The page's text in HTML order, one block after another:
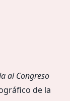
al Congreso
de la